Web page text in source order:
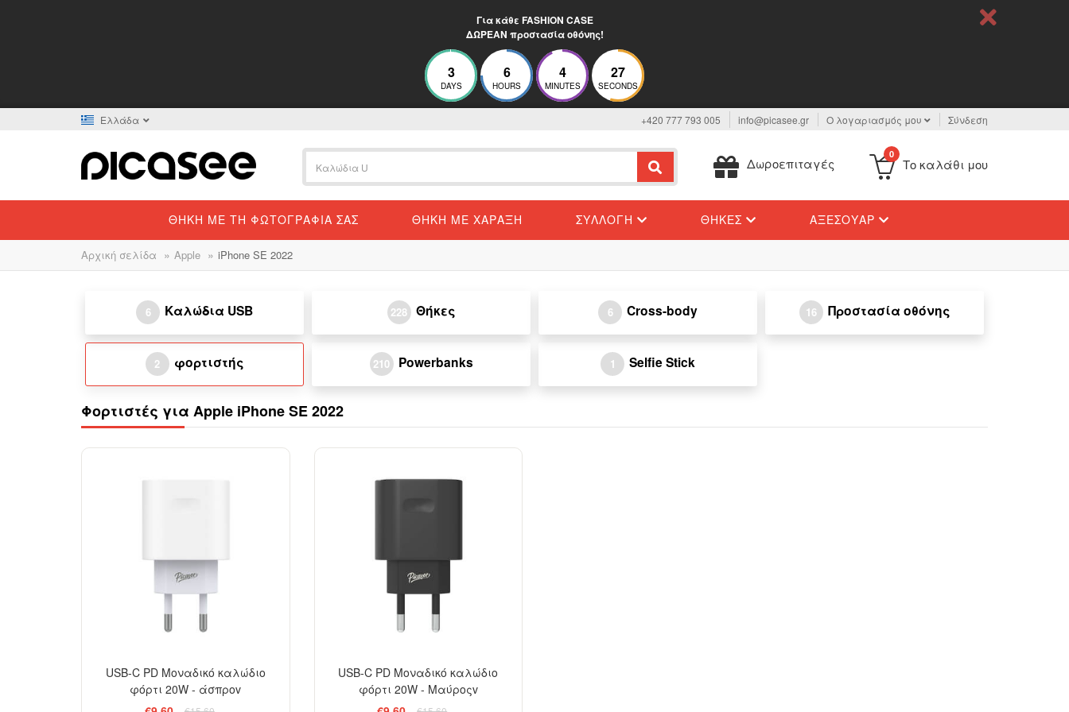
Για κάθε FASHION CASE
ΔΩΡΕΑΝ προστασία οθόνης!
3
DAYS
6
HOURS
4
MINUTES
27
SECONDS
Ελλάδα +420 777 793 005 info@picasee.gr Ο λογαριασμός μου Σύνδεση
Δωροεπιταγές
0
Το καλάθι μου
ΘΉΚΗ ΜΕ ΤΗ ΦΩΤΟΓΡΑΦΊΑ ΣΑΣ ΘΉΚΗ ΜΕ ΧΆΡΑΞΗ ΣΥΛΛΟΓΉ ΘΉΚΕΣ ΑΞΕΣΟΥΆΡ
Αρχική σελίδα » Apple » iPhone SE 2022
6 Καλώδια USB 228 Θήκες 6 Cross-body 16 Προστασία οθόνης
2 φορτιστής 210 Powerbanks 1 Selfie Stick
Φορτιστές για Apple iPhone SE 2022
USB-C PD Μοναδικό καλώδιο
φόρτι 20W - άσπροv
USB-C PD Μοναδικό καλώδιο
φόρτι 20W - Μαύροςv